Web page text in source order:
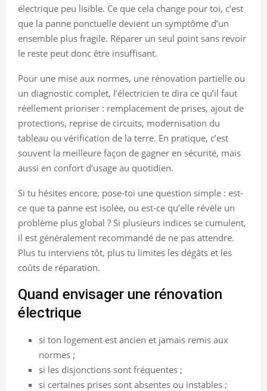
électrique peu lisible. Ce que cela change pour toi, c’est
que la panne ponctuelle devient un symptôme d’un
ensemble plus fragile. Réparer un seul point sans revoir
le reste peut donc être insuffisant.
Pour une mise aux normes, une rénovation partielle ou
un diagnostic complet, l’électricien te dira ce qu’il faut
réellement prioriser : remplacement de prises, ajout de
protections, reprise de circuits, modernisation du
tableau ou vérification de la terre. En pratique, c’est
souvent la meilleure façon de gagner en sécurité, mais
aussi en confort d’usage au quotidien.
Si tu hésites encore, pose-toi une question simple : est-
ce que ta panne est isolée, ou est-ce qu’elle révèle un
problème plus global ? Si plusieurs indices se cumulent,
il est généralement recommandé de ne pas attendre.
Plus tu interviens tôt, plus tu limites les dégâts et les
coûts de réparation.
Quand envisager une rénovation
électrique
si ton logement est ancien et jamais remis aux
normes ;
si les disjonctions sont fréquentes ;
si certaines prises sont absentes ou instables ;